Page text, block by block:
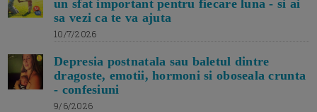
un sfat important pentru fiecare luna - si ai
sa vezi ca te va ajuta
10/7/2026
Depresia postnatala sau baletul dintre
dragoste, emotii, hormoni si oboseala crunta
- confesiuni
9/6/2026